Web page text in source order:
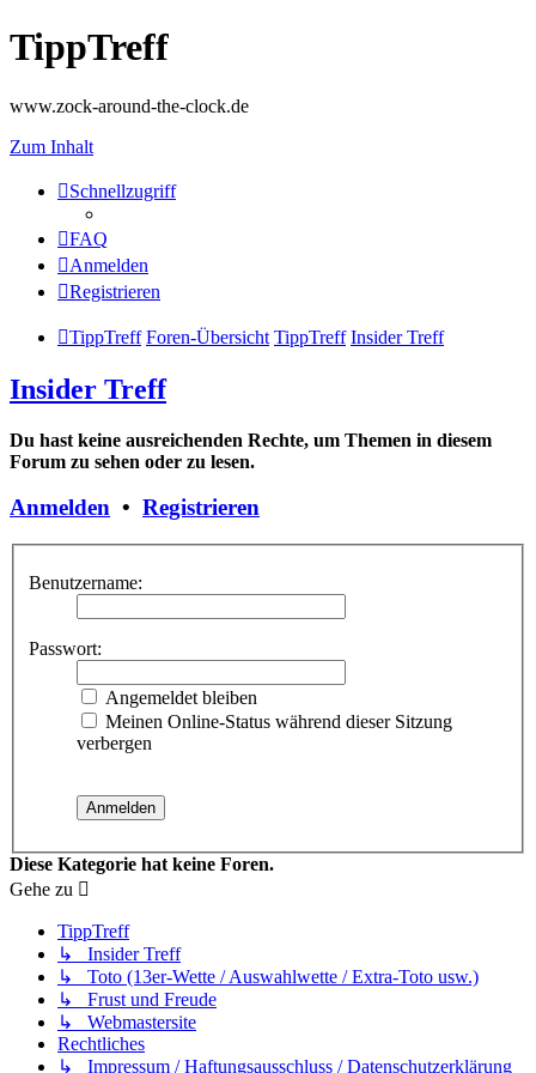
TippTreff
www.zock-around-the-clock.de
Zum Inhalt
Schnellzugriff
FAQ
Anmelden
Registrieren
TippTreff Foren-Übersicht TippTreff Insider Treff
Insider Treff
Du hast keine ausreichenden Rechte, um Themen in diesem
Forum zu sehen oder zu lesen.
Anmelden • Registrieren
Benutzername:
Passwort:
Angemeldet bleiben
Meinen Online-Status während dieser Sitzung
verbergen
Diese Kategorie hat keine Foren.
Gehe zu
TippTreff
↳ Insider Treff
↳ Toto (13er-Wette / Auswahlwette / Extra-Toto usw.)
↳ Frust und Freude
↳ Webmastersite
Rechtliches
↳ Impressum / Haftungsausschluss / Datenschutzerklärung